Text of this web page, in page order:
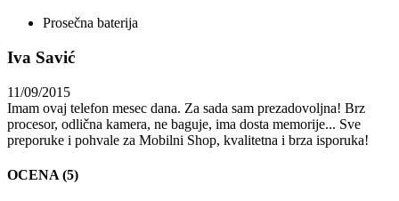
Prosečna baterija
Iva Savić
11/09/2015
Imam ovaj telefon mesec dana. Za sada sam prezadovoljna! Brz
procesor, odlična kamera, ne baguje, ima dosta memorije... Sve
preporuke i pohvale za Mobilni Shop, kvalitetna i brza isporuka!
OCENA (5)